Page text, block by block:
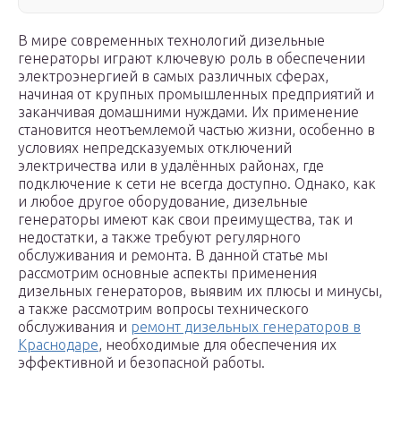
В мире современных технологий дизельные
генераторы играют ключевую роль в обеспечении
электроэнергией в самых различных сферах,
начиная от крупных промышленных предприятий и
заканчивая домашними нуждами. Их применение
становится неотъемлемой частью жизни, особенно в
условиях непредсказуемых отключений
электричества или в удалённых районах, где
подключение к сети не всегда доступно. Однако, как
и любое другое оборудование, дизельные
генераторы имеют как свои преимущества, так и
недостатки, а также требуют регулярного
обслуживания и ремонта. В данной статье мы
рассмотрим основные аспекты применения
дизельных генераторов, выявим их плюсы и минусы,
а также рассмотрим вопросы технического
обслуживания и ремонт дизельных генераторов в
Краснодаре, необходимые для обеспечения их
эффективной и безопасной работы.